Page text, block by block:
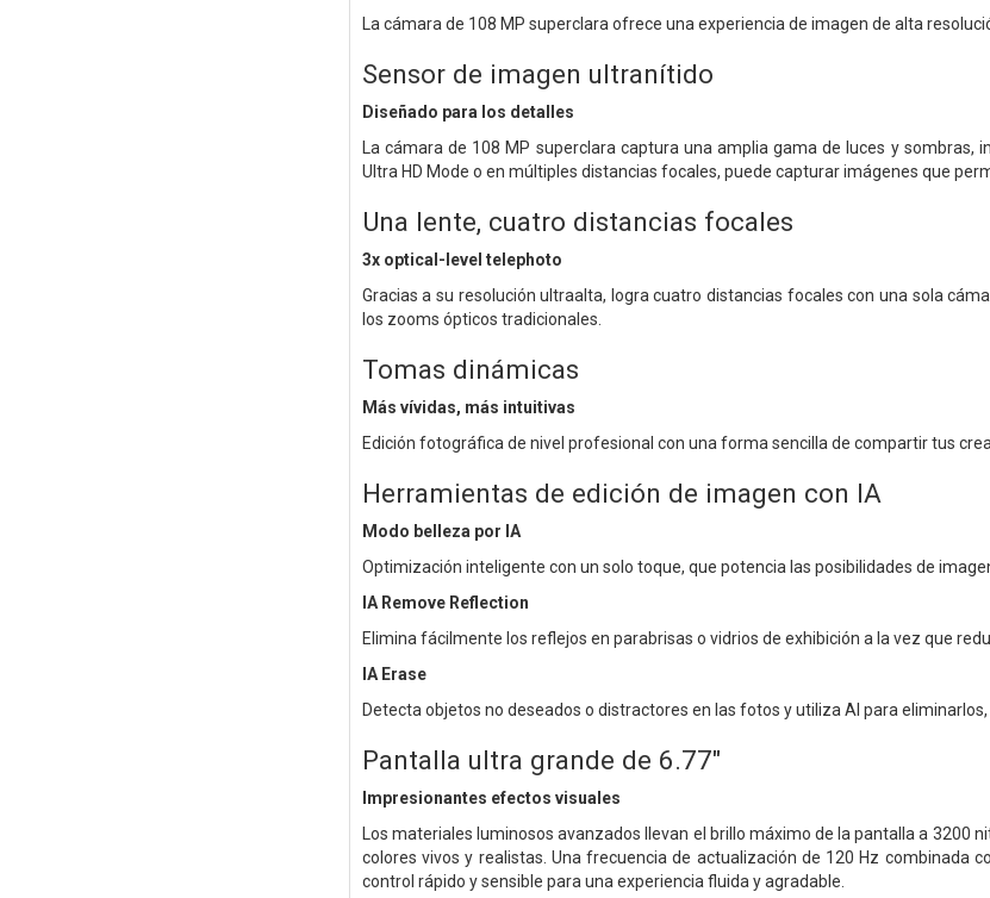
La cámara de 108 MP superclara ofrece una experiencia de imagen de alta
Sensor de imagen ultranítido
Diseñado para los detalles
La cámara de 108 MP superclara captura una amplia gama de luces y
Ultra HD Mode o en múltiples distancias focales, puede capturar imágenes que
Una lente, cuatro distancias focales
3x optical-level telephoto
Gracias a su resolución ultraalta, logra cuatro distancias focales con una sola
los zooms ópticos tradicionales.
Tomas dinámicas
Más vívidas, más intuitivas
Edición fotográfica de nivel profesional con una forma sencilla de compartir tus
Herramientas de edición de imagen con IA
Modo belleza por IA
Optimización inteligente con un solo toque, que potencia las posibilidades de
IA Remove Reflection
Elimina fácilmente los reflejos en parabrisas o vidrios de exhibición a la vez que
IA Erase
Detecta objetos no deseados o distractores en las fotos y utiliza AI para
Pantalla ultra grande de 6.77"
Impresionantes efectos visuales
Los materiales luminosos avanzados llevan el brillo máximo de la pantalla a 3200
colores vivos y realistas. Una frecuencia de actualización de 120 Hz combinada
control rápido y sensible para una experiencia fluida y agradable.